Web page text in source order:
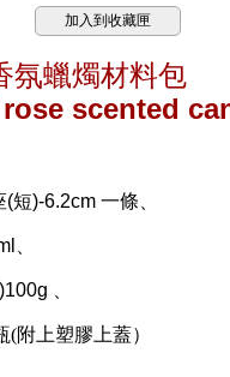
加入到收藏匣
氛蠟燭材料包
rose scented
(短)-6.2cm 一條、
)100g
(附上塑膠上蓋）